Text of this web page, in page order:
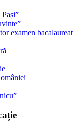
examen bacalaureat